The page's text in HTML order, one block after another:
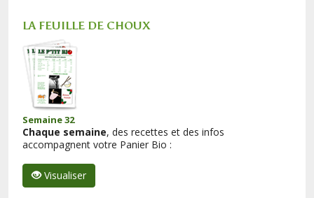
LA FEUILLE DE CHOUX
Semaine 32
Chaque semaine, des recettes et des infos
accompagnent votre Panier Bio :
Visualiser